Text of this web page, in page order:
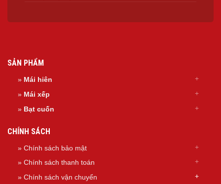
SẢN PHẨM
» Mái hiên
» Mái xếp
» Bạt cuốn
CHÍNH SÁCH
» Chính sách bảo mật
» Chính sách thanh toán
» Chính sách vận chuyển